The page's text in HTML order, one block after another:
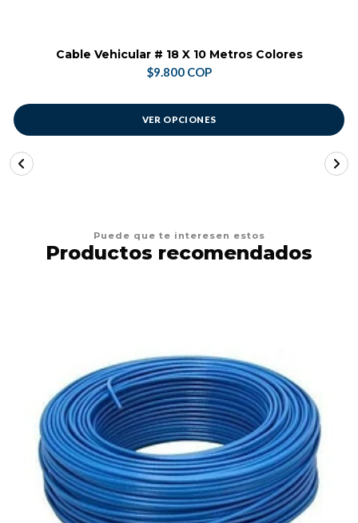
Cable Vehicular # 18 X 10 Metros Colores
$9.800 COP
VER OPCIONES
Puede que te interesen estos
Productos recomendados